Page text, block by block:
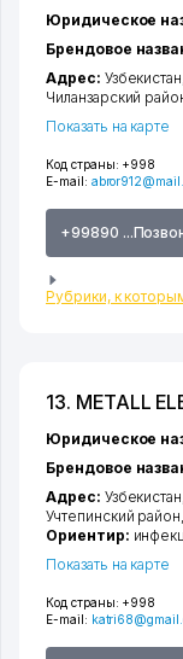
Код страны: +998
E-mail:
+99890
Рубрики, к
Юридическое
Брендовое
Адрес:
Чиланзарский
Показать на карте
13. METALL
Код страны: +998
E-mail:
Юридическое
Брендовое
Адрес:
Учтепинский район
Ориентир:
Показать на карте